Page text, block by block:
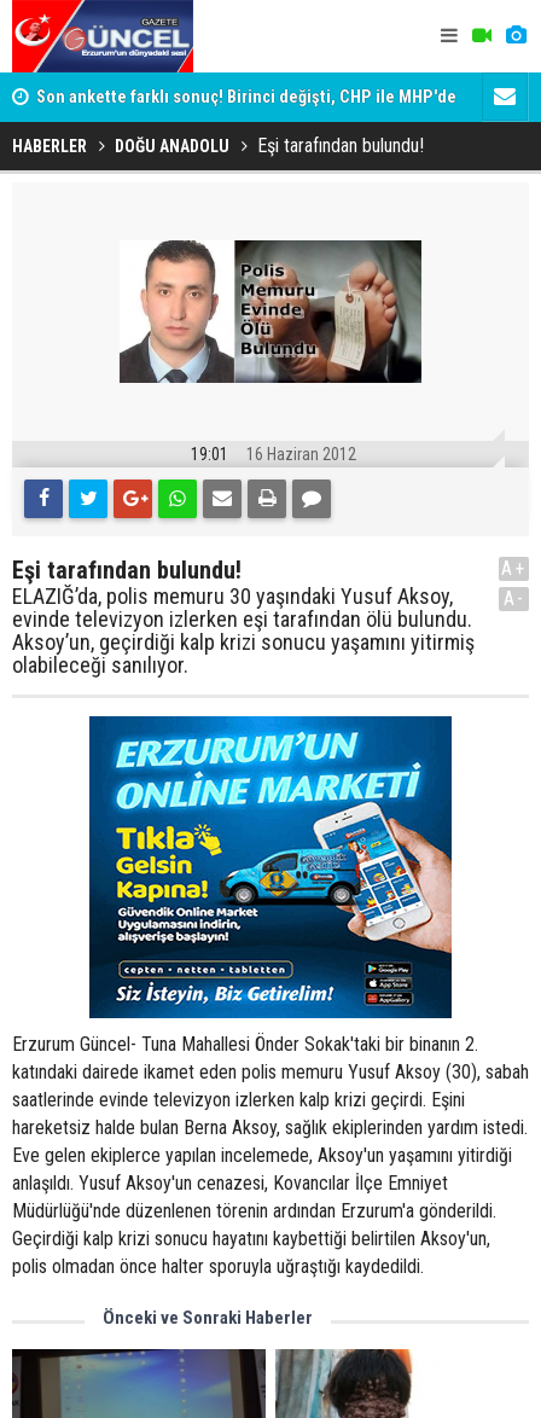
Son ankette farklı sonuç! Birinci değişti, CHP ile MHP'de
büyük kayıp
HABERLER DOĞU ANADOLU Eşi tarafından bulundu!
19:01 16 Haziran 2012
Eşi tarafından bulundu!
ELAZIĞ’da, polis memuru 30 yaşındaki Yusuf Aksoy,
evinde televizyon izlerken eşi tarafından ölü bulundu.
Aksoy’un, geçirdiği kalp krizi sonucu yaşamını yitirmiş
olabileceği sanılıyor.
A+
A-
Erzurum Güncel- Tuna Mahallesi Önder Sokak'taki bir binanın 2.
katındaki dairede ikamet eden polis memuru Yusuf Aksoy (30), sabah
saatlerinde evinde televizyon izlerken kalp krizi geçirdi. Eşini
hareketsiz halde bulan Berna Aksoy, sağlık ekiplerinden yardım istedi.
Eve gelen ekiplerce yapılan incelemede, Aksoy'un yaşamını yitirdiği
anlaşıldı. Yusuf Aksoy'un cenazesi, Kovancılar İlçe Emniyet
Müdürlüğü'nde düzenlenen törenin ardından Erzurum'a gönderildi.
Geçirdiği kalp krizi sonucu hayatını kaybettiği belirtilen Aksoy'un,
polis olmadan önce halter sporuyla uğraştığı kaydedildi.
Önceki ve Sonraki Haberler